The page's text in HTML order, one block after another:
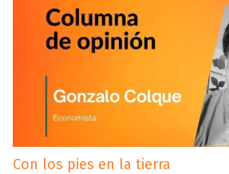
Con los pies en la tierra